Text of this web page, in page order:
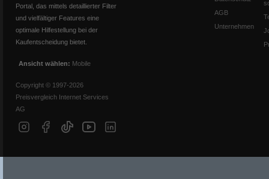
Portal, das mittels detaillierter Filter
und vielfältiger Features eine
optimale Hilfestellung bei der
Kaufentscheidung bietet.
Ansicht wählen: Mobile
Copyright © 1997-2026
Preisvergleich Internet Services
AG
AGB
Unternehmen